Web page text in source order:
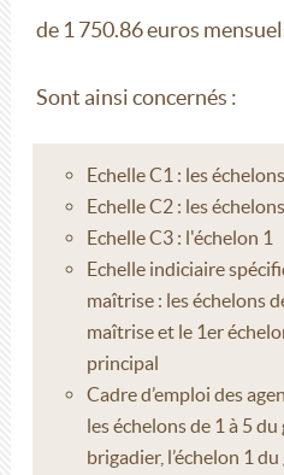
de 1 750.86 euros
Sont ainsi concernés :
Echelle C1 : les
Echelle C2 : les
Echelle C3 : l'échelon 1
Echelle indiciaire
maîtrise : les échelons
maîtrise et le 1er
principal
Cadre d’emploi des
les échelons de 1 à 5
brigadier, l’échelon 1